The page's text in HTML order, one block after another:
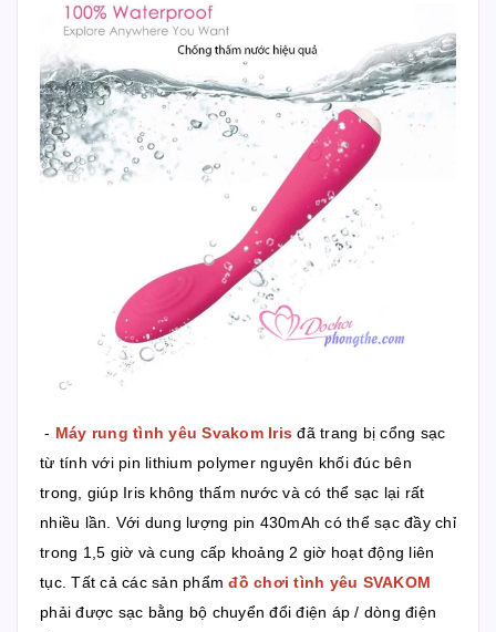
- Máy rung tình yêu Svakom Iris đã trang bị cổng sạc
từ tính với pin lithium polymer nguyên khối đúc bên
trong, giúp Iris không thấm nước và có thể sạc lại rất
nhiều lần. Với dung lượng pin 430mAh có thể sạc đầy chỉ
trong 1,5 giờ và cung cấp khoảng 2 giờ hoạt động liên
tục. Tất cả các sản phẩmđồ chơi tình yêu SVAKOM
phải được sạc bằng bộ chuyển đổi điện áp / dòng điện